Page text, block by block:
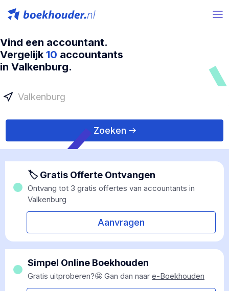
Vind een accountant.
Vergelijk 10 accountants
in Valkenburg.
Zoeken
🏷 Gratis Offerte Ontvangen
Ontvang tot 3 gratis offertes van accountants in
Valkenburg
Aanvragen
Simpel Online Boekhouden
Gratis uitproberen?🤩 Gan dan naar e-Boekhouden